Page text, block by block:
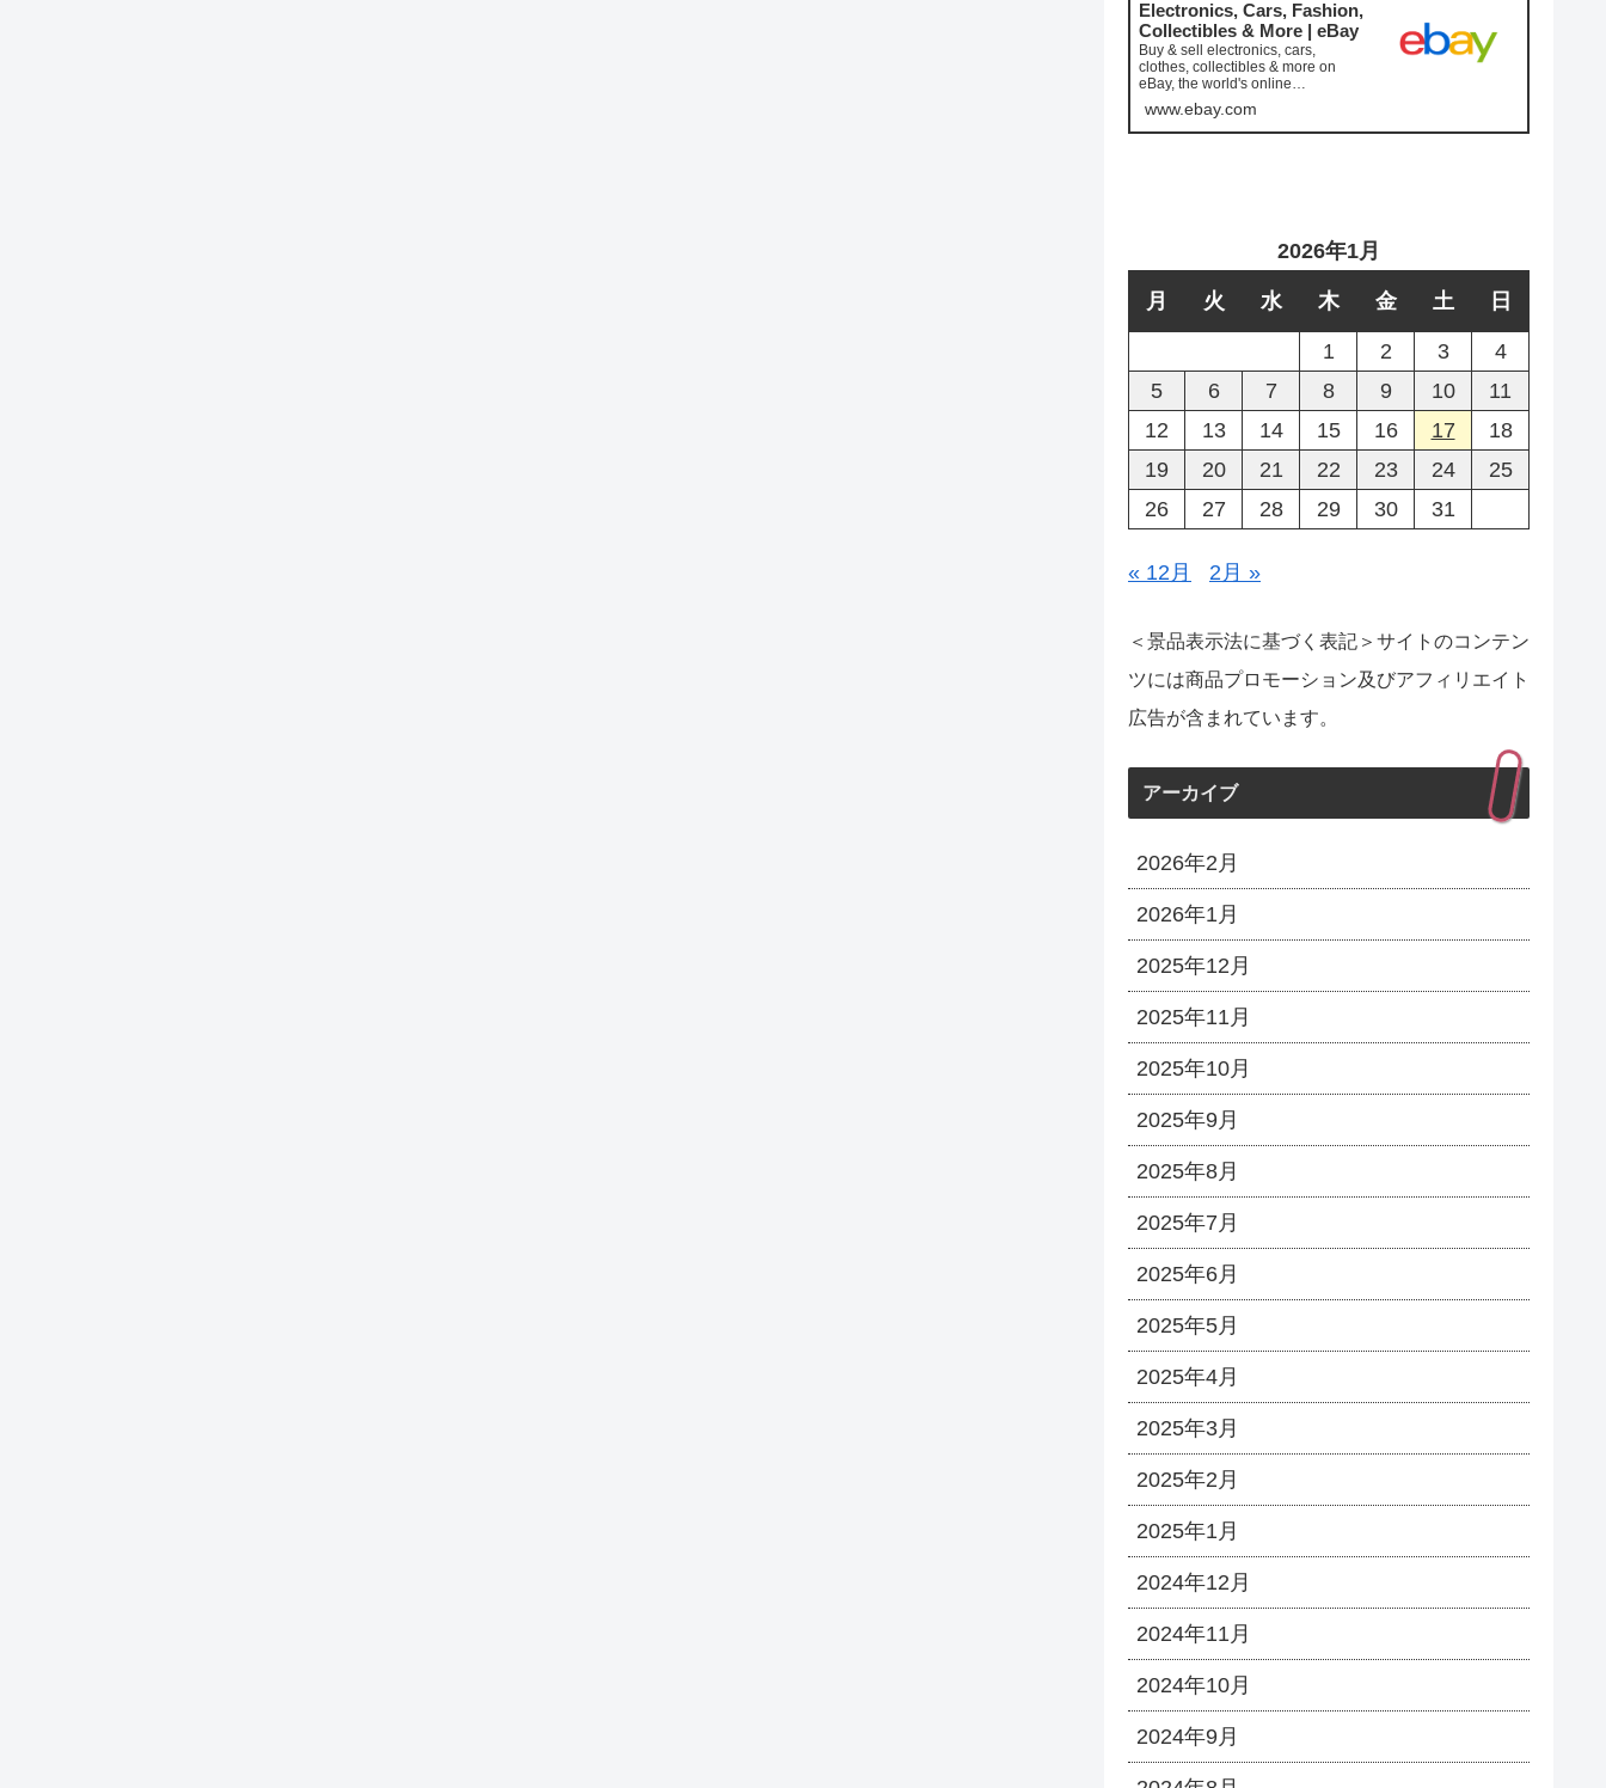
Electronics, Cars, Fashion,
Collectibles & More | eBay
Buy & sell electronics, cars,
clothes, collectibles & more on
eBay, the world's online
marketplace. Top brands, low pric...
www.ebay.com
2026年1月
月 火 水 木 金 土 日
1 2 3
4
5
6 7 8 9 10
11
12
13 14 15 16 17
18
19
20 21 22 23 24
25
26
27 28 29 30 31
« 12月 2月 »
＜景品表示法に基づく表記＞サイトのコンテン
ツには商品プロモーション及びアフィリエイト
広告が含まれています。
アーカイブ
2026年2月
2026年1月
2025年12月
2025年11月
2025年10月
2025年9月
2025年8月
2025年7月
2025年6月
2025年5月
2025年4月
2025年3月
2025年2月
2025年1月
2024年12月
2024年11月
2024年10月
2024年9月